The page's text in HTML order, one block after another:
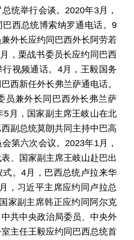
统举行会谈。2020年3月，
巴西总统博索纳罗通电话。9
外长应约同巴西外长阿劳若
，栗战书委员长应约同巴西
视频通话。4月，王毅国务
西新任外长弗兰萨通电话。
员兼外长同巴西外长弗兰萨
5月，国家副主席王岐山在北
副总统莫朗共同主持中巴高
第六次会议。2023年1月，
、国家副主席王岐山赴巴出
式。4月，巴西总统卢拉来华
，习近平主席应约同卢拉总
家副主席韩正应约同阿尔克
共中央政治局委员、中央外
主任王毅应约同巴西总统首